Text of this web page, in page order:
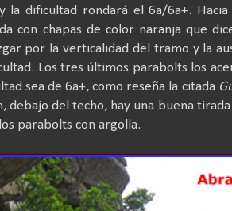
la dificultad rondará el 6a/6a+.
con chapas de color naranja que
por la verticalidad del tramo y la
Los tres últimos parabolts los
sea de 6a+, como reseña la citada
debajo del techo, hay una buena
parabolts con argolla.